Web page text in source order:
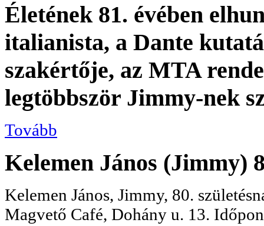
Életének 81. évében
italianista, a Dante
szakértője, az MTA
legtöbbször Jimmy-nek
Tovább
Kelemen János (Jimmy)
Kelemen János, Jimmy, 80.
Magvető Café, Dohány u. 13.